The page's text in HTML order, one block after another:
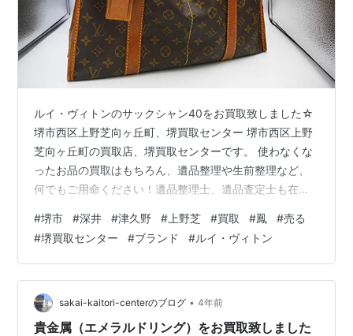
ルイ・ヴィトンのサックシャン40をお買取致しました☆
堺市西区上野芝向ヶ丘町、堺買取センター 堺市西区上野
芝向ヶ丘町の買取店、堺買取センターです。 使わなくな
ったお品の買取はもちろん、遺品整理や生前整理など、
何でもご用命ください！遺品整理士、遺品査定士も在籍
誠にありがとうございます。 堺市西区上野芝向ヶ丘町の
買取店、堺買取センターには、 堺市（堺区・北区・西
区・中区・東区・南区・美原区）から、 高石市、和泉
市、泉大津市、そして、鳳北町・鳳西町・鳳東町・鳳南
町・鳳中町、 津久野、三国ヶ丘、初芝、羽衣・東羽衣、
上野芝町・上野芝向ヶ丘町・東上野芝町…
#堺市 #深井 #津久野 # 上野芝 #買取 #鳳 #売る
#堺買取センター #ブランド #ルイ・ヴィトン
sakai-kaitori-centerのブログ • 4年前
貴金属（エメラルドリング）をお買取致しました